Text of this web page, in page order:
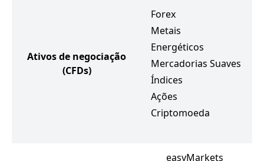
Ativos de negociação
(CFDs)
Forex
Metais
Energéticos
Mercadorias Suaves
Índices
Ações
Criptomoeda
easyMarkets